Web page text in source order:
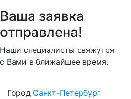
Ваша заявка
отправлена!
Наши специалисты свяжутся
с Вами в ближайшее время.
Город Санкт-Петербург